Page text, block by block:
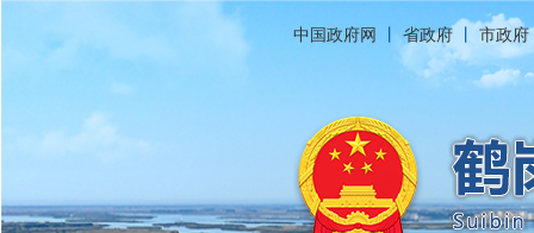
中国政府网 丨省政府 市政府